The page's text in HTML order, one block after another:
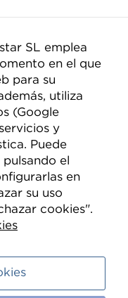
SL emplea
en el que
para su
utiliza
(Google
y
Puede
el
en
su uso
cookies".
la web, en
a cómo
usa la
que
web
lo
posible
tu
Si
estas